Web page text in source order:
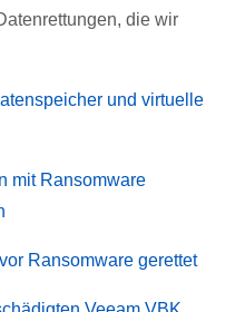
die wir
und virtuelle
mit Ransomware
Ransomware gerettet